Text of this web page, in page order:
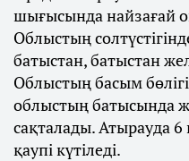
шығысында найзағай
Облыстың
батыстан, батыстан
Облыстың басым
облыстың батысында
сақталады. Атырауда
қаупі күтіледі.